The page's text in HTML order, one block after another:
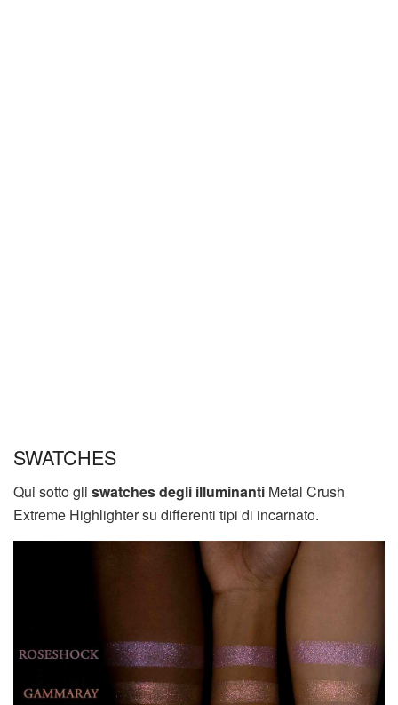
SWATCHES
Qui sotto gli swatches degli illuminanti Metal Crush
Extreme Highlighter su differenti tipi di incarnato.